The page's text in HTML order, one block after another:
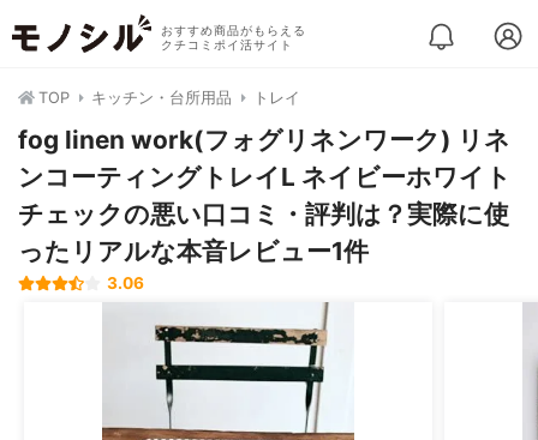
おすすめ商品がもらえる
クチコミポイ活サイト
TOP キッチン・台所用品 トレイ
fog linen work(フォグリネンワーク) リネ
ンコーティングトレイL ネイビーホワイト
チェックの悪い口コミ・評判は？実際に使
ったリアルな本音レビュー1件
3.06